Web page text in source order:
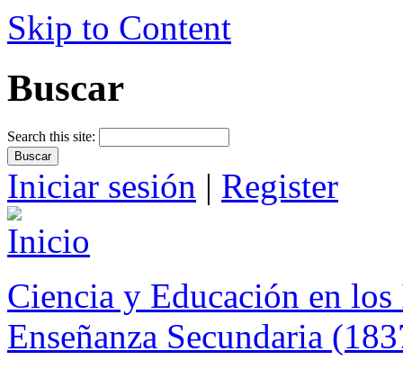
Skip to Content
Buscar
Search this site:
Iniciar sesión | Register
Ciencia y Educación en
Enseñanza Secundaria